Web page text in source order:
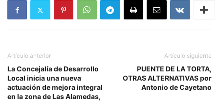
Artículo anterior
La Concejalía de Desarrollo
Local inicia una nueva
actuación de mejora integral
en la zona de Las Alamedas,
Artículo siguiente
PUENTE DE LA TORTA,
OTRAS ALTERNATIVAS por
Antonio de Cayetano